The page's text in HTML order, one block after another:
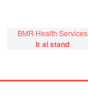
BMR Health Services
Ir al stand